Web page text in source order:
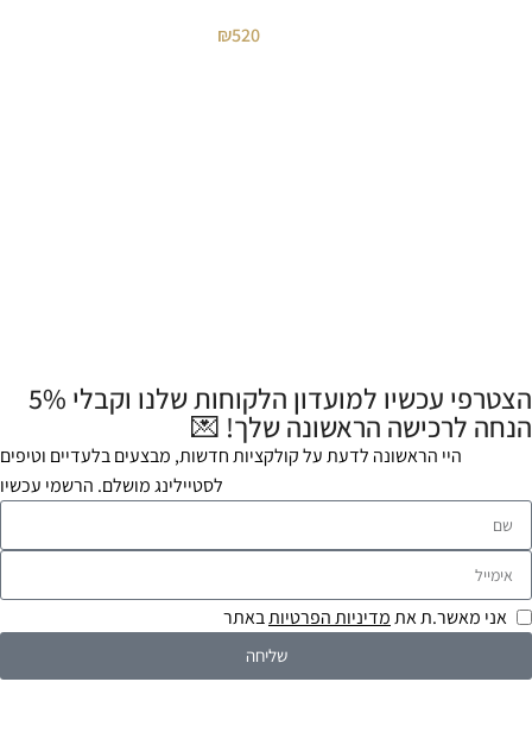
₪520
הצטרפי עכשיו למועדון הלקוחות שלנו וקבלי 5%
הנחה לרכישה הראשונה שלך! 💌
היי הראשונה לדעת על קולקציות חדשות, מבצעים בלעדיים וטיפים
לסטיילינג מושלם. הרשמי עכשיו
אני מאשר.ת אתמדיניות הפרטיותבאתר
שליחה